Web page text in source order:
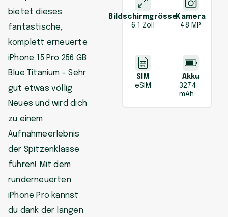
bietet dieses
fantastische,
komplett erneuerte
iPhone 15 Pro 256 GB
Blue Titanium - Sehr
gut etwas völlig
Neues und wird dich
zu einem
Aufnahmeerlebnis
der Spitzenklasse
führen! Mit dem
runderneuerten
iPhone Pro kannst
du dank der langen
Bildschirmgrösse
6.1 Zoll
Kamera
48 MP
SIM
eSIM
Akku
3274
mAh